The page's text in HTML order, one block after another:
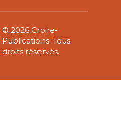
© 2026 Croire-
Publications. Tous
droits réservés.